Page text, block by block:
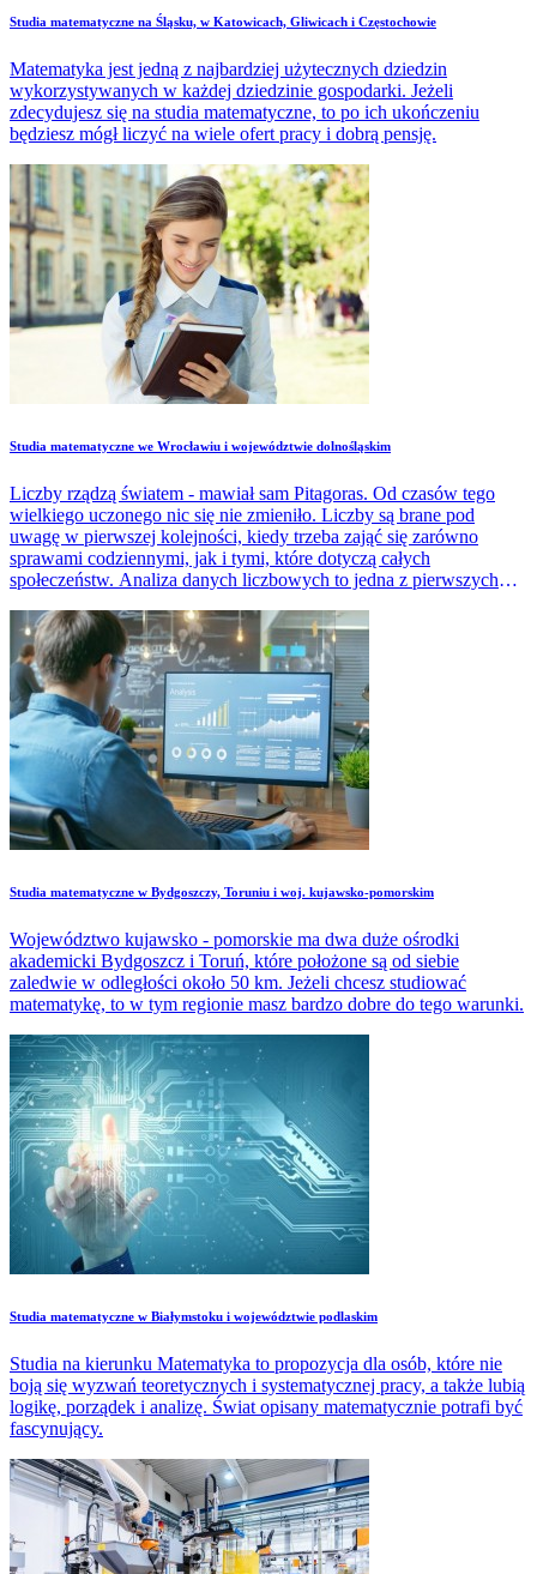
​Studia matematyczne na Śląsku, w Katowicach, Gliwicach i Częstochowie
Matematyka jest jedną z najbardziej użytecznych dziedzin
wykorzystywanych w każdej dziedzinie gospodarki. Jeżeli
zdecydujesz się na studia matematyczne, to po ich ukończeniu
będziesz mógł liczyć na wiele ofert pracy i dobrą pensję.
​Studia matematyczne we Wrocławiu i województwie dolnośląskim
Liczby rządzą światem - mawiał sam Pitagoras. Od czasów tego
wielkiego uczonego nic się nie zmieniło. Liczby są brane pod
uwagę w pierwszej kolejności, kiedy trzeba zająć się zarówno
sprawami codziennymi, jak i tymi, które dotyczą całych
społeczeństw. Analiza danych liczbowych to jedna z pierwszych
problemów.
Studia matematyczne w Bydgoszczy, Toruniu i woj. kujawsko-pomorskim
Województwo kujawsko - pomorskie ma dwa duże ośrodki
akademicki Bydgoszcz i Toruń, które położone są od siebie
zaledwie w odległości około 50 km. Jeżeli chcesz studiować
matematykę, to w tym regionie masz bardzo dobre do tego warunki.
Studia matematyczne w Białymstoku i województwie podlaskim
Studia na kierunku Matematyka to propozycja dla osób, które nie
boją się wyzwań teoretycznych i systematycznej pracy, a także lubią
logikę, porządek i analizę. Świat opisany matematycznie potrafi być
fascynujący.